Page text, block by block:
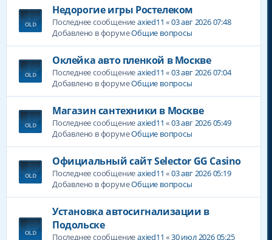
Недорогие игры Ростелеком
Последнее сообщениеaxied11 «03 авг 2026 07:48
Добавлено в форумеОбщие вопросы
Оклейка авто пленкой в Москве
Последнее сообщениеaxied11 «03 авг 2026 07:04
Добавлено в форумеОбщие вопросы
Магазин сантехники в Москве
Последнее сообщениеaxied11 «03 авг 2026 05:49
Добавлено в форумеОбщие вопросы
Официальный сайт Selector GG Casino
Последнее сообщениеaxied11 «03 авг 2026 05:19
Добавлено в форумеОбщие вопросы
Установка автосигнализации в
Подольске
Последнее сообщениеaxied11 «30 июл 2026 05:25